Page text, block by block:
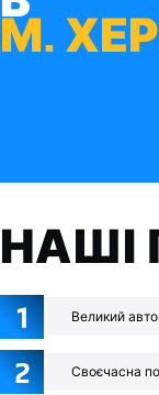
М.
НАШІ
1 Великий
2 Своєчасна